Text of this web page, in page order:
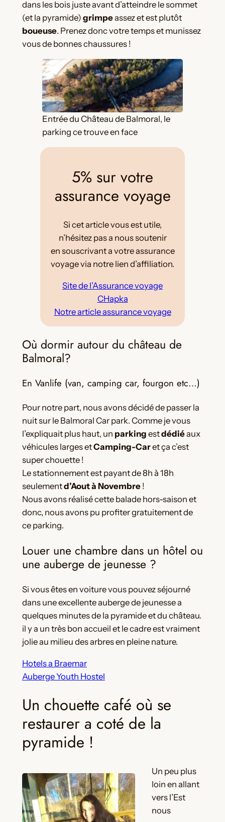
dans les bois juste avant d’atteindre le sommet
(et la pyramide) grimpeassez et est plutôt
boueuse. Prenez donc votre temps et munissez
vous de bonnes chaussures !
Entrée du Château de Balmoral, le
parking ce trouve en face
5% sur votre
assurance voyage
Si cet article vous est utile,
n’hésitez pas a nous soutenir
en souscrivant a votre assurance
voyage via notre lien d’affiliation.
Site de l’Assurance voyage
CHapka
Notre article assurance voyage
Où dormir autour du château de
Balmoral?
En Vanlife (van, camping car, fourgon etc…)
Pour notre part, nous avons décidé de passer la
nuit sur le Balmoral Car park. Comme je vous
l’expliquait plus haut, un parking estdédiéaux
véhicules larges etCamping-Caret ça c’est
super chouette !
Le stationnement est payant de 8h à 18h
seulementd’Aout à Novembre!
Nous avons réalisé cette balade hors-saison et
donc, nous avons pu profiter gratuitement de
ce parking.
Louer une chambre dans un hôtel ou
une auberge de jeunesse ?
Si vous êtes en voiture vous pouvez séjourné
dans une excellente auberge de jeunesse a
quelques minutes de la pyramide et du château.
il y a un très bon accueil et le cadre est vraiment
jolie au milieu des arbres en pleine nature.
Hotels a Braemar
Auberge Youth Hostel
Un chouette café où se
restaurer a coté de la
pyramide !
Un peu plus
loin en allant
vers l’Est
nous